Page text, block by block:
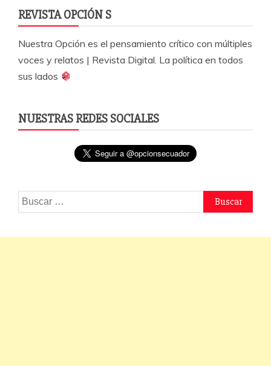
REVISTA OPCIÓN S
Nuestra Opción es el pensamiento crítico con múltiples
voces y relatos | Revista Digital. La política en todos
sus lados
NUESTRAS REDES SOCIALES
Buscar: